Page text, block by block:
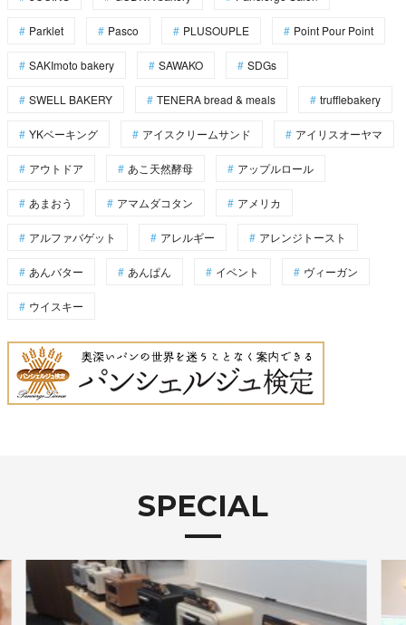
Parklet Pasco PLUSOUPLE Point Pour Point
SAKImoto bakery SAWAKO SDGs
SWELL BAKERY TENERA bread & meals trufflebakery
YKベーキング アイスクリームサンド アイリスオーヤマ
アウトドア あこ天然酵母 アップルロール
あまおう アマムダコタン アメリカ
アルファバゲット アレルギー アレンジトースト
あんバター あんぱん イベント ヴィーガン
ウイスキー
SPECIAL